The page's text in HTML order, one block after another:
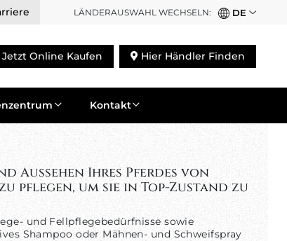
LÄNDERAUSWAHL WECHSELN: DE
Jetzt Online Kaufen Hier Händler Finden
Kontakt
Aussehen Ihres Pferdes von
pflegen, um sie in Top-Zustand zu
und Fellpflegebedürfnisse sowie
Shampoo oder Mähnen- und Schweifspray